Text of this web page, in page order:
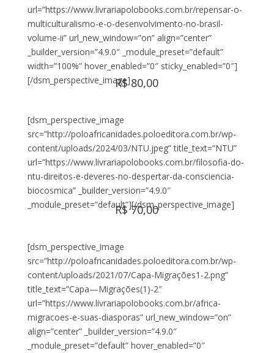
url=”https://www.livrariapolobooks.com.br/repensar-o-
multiculturalismo-e-o-desenvolvimento-no-brasil-
volume-ii” url_new_window=”on” align=”center”
_builder_version=”4.9.0″ _module_preset=”default”
width=”100%” hover_enabled=”0″ sticky_enabled=”0″]
[/dsm_perspective_image]R$ 80,00
[dsm_perspective_image
src=”http://poloafricanidades.poloeditora.com.br/wp-
content/uploads/2024/03/NTU.jpeg” title_text=”NTU”
url=”https://www.livrariapolobooks.com.br/filosofia-do-
ntu-direitos-e-deveres-no-despertar-da-consciencia-
biocosmica” _builder_version=”4.9.0″
_module_preset=”default”][/dsm_perspective_image]
R$ 70,00
[dsm_perspective_image
src=”http://poloafricanidades.poloeditora.com.br/wp-
content/uploads/2021/07/Capa-Migrações1-2.png”
title_text=”Capa—Migrações(1)-2″
url=”https://www.livrariapolobooks.com.br/africa-
migracoes-e-suas-diasporas” url_new_window=”on”
align=”center” _builder_version=”4.9.0″
_module_preset=”default” hover_enabled=”0″